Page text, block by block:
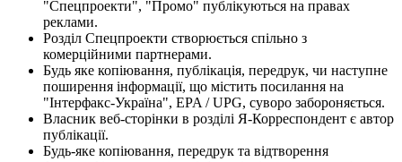
"Спецпроекти", "Промо" публікуються на правах
реклами.
Розділ Спецпроекти створюється спільно з
комерційними партнерами.
Будь яке копіювання, публікація, передрук, чи наступне
поширення інформації, що містить посилання на
"Інтерфакс-Україна", EPA / UPG, суворо забороняється.
Власник веб-сторінки в розділі Я-Корреспондент є автор
публікації.
Будь-яке копіювання, передрук та відтворення